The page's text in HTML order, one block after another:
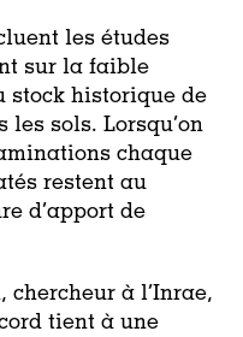
les études
sur la faible
stock historique de
sols. Lorsqu’on
chaque
restent au
d’apport de
chercheur à l’Inrae,
tient à une